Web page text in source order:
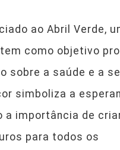
ao Abril Verde,
como objetivo
sobre a saúde e a
simboliza a
a importância de
para todos os